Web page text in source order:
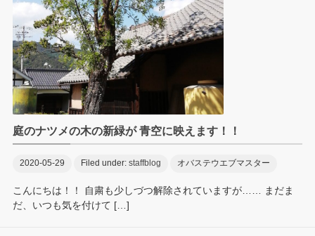
庭のナツメの木の新緑が 青空に映えます！！
2020-05-29 Filed under: staffblog オバステウエブマスター
こんにちは！！ 自粛も少しづつ解除されていますが…… まだま
だ、いつも気を付けて […]